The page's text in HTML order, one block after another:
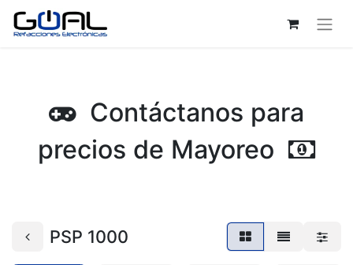
Contáctanos para
precios de Mayoreo
PSP 1000